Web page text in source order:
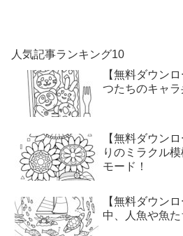
人気記事ランキング10
【無料ダウン
つたちのキャラ
【無料ダウン
りのミラクル
モード！
【無料ダウン
中、人魚や魚